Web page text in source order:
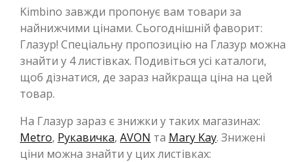
Kimbino завжди пропонує вам товари за
найнижчими цінами. Сьогоднішній фаворит:
Глазур! Спеціальну пропозицію на Глазур можна
знайти у 4 листівках. Подивіться усі каталоги,
щоб дізнатися, де зараз найкраща ціна на цей
товар.
На Глазур зараз є знижки у таких магазинах:
Metro, Рукавичка, AVON та Mary Kay. Знижені
ціни можна знайти у цих листівках: